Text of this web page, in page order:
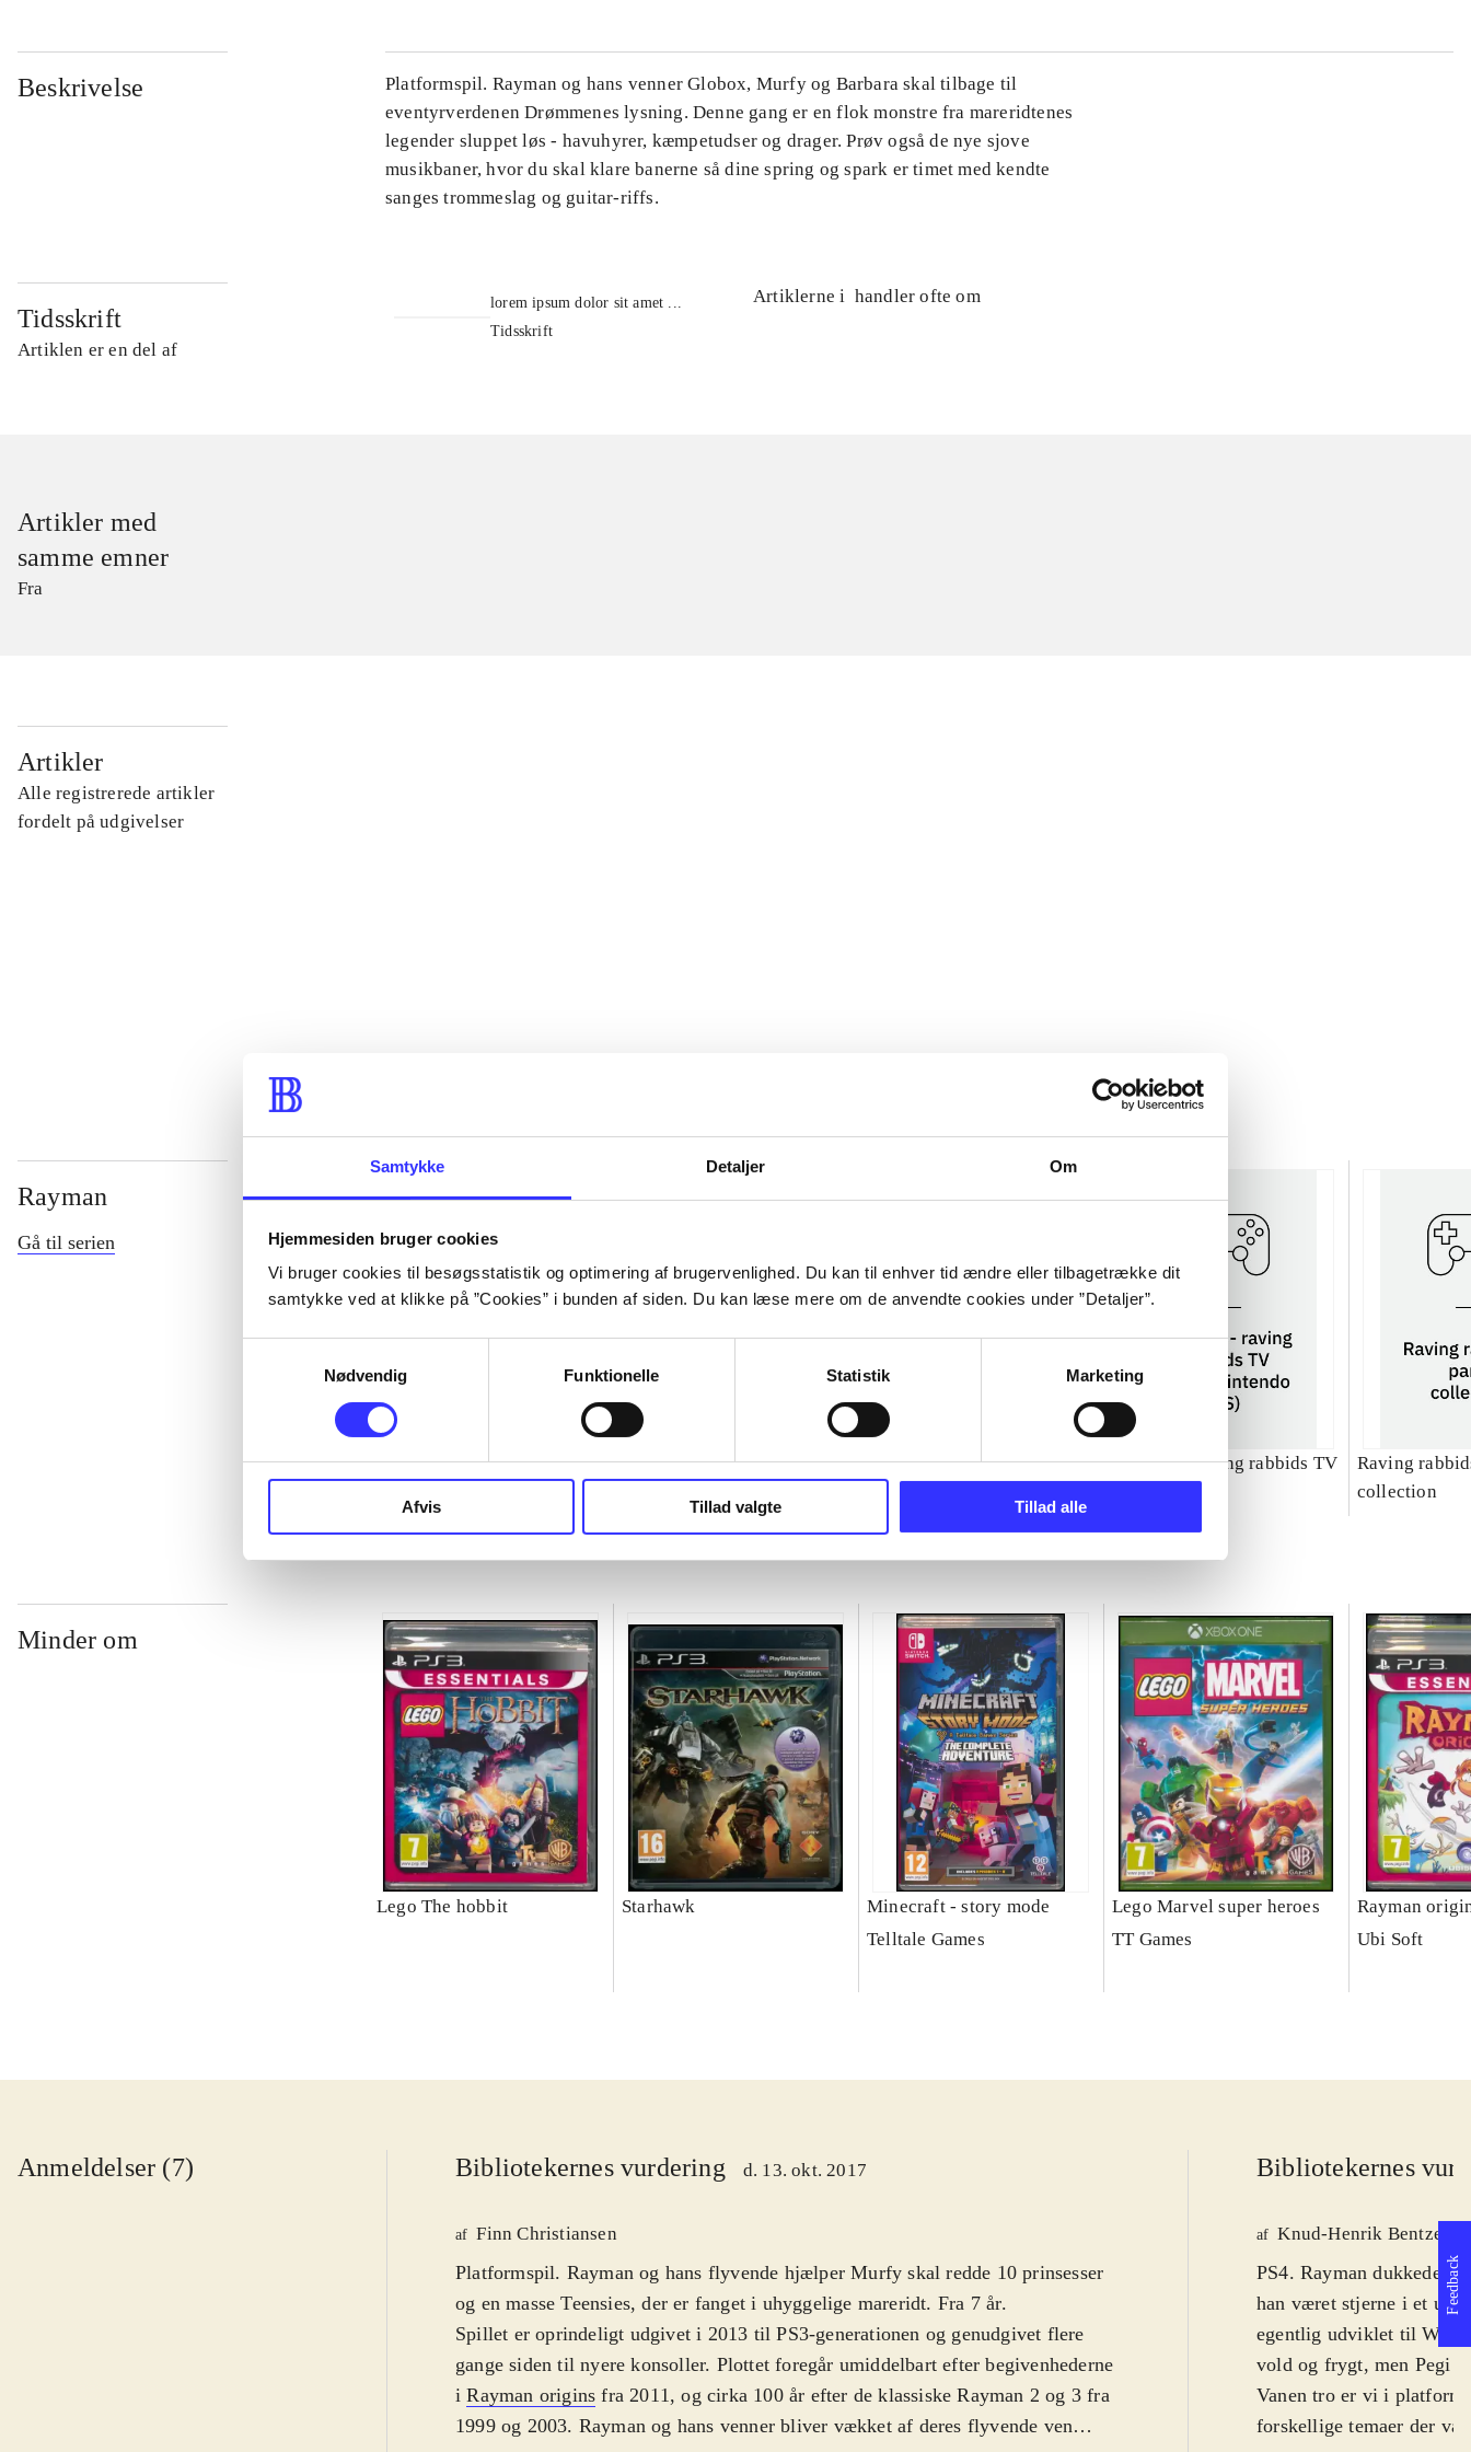
Samtykke Detaljer Om
Hjemmesiden bruger cookies
Vi bruger cookies til besøgsstatistik og optimering af brugervenlighed. Du kan til enhver tid ændre eller tilbagetrække dit
samtykke ved at klikke på ”Cookies” i bunden af siden. Du kan læse mere om de anvendte cookies under ”Detaljer”.
Nødvendig
Funktionelle Statistik Marketing
Afvis Tillad valgte Tillad alle
Beskrivelse
Platformspil. Rayman og hans venner Globox, Murfy og Barbara skal tilbage til
eventyrverdenen Drømmenes lysning. Denne gang er en flok monstre fra mareridtenes
legender sluppet løs - havuhyrer, kæmpetudser og drager. Prøv også de nye sjove
musikbaner, hvor du skal klare banerne så dine spring og spark er timet med kendte
sanges trommeslag og guitar-riffs.
Tidsskrift
Artiklen er en del af
lorem ipsum dolor sit amet ...
Tidsskrift
Artiklerne i handler ofte om
Artikler med
samme emner
Fra
Artikler
Alle registrerede artikler
fordelt på udgivelser
Rayman
Gå til serien
Rayman M
Rayman 3
Rayman - raving rabbids 2
Rayman - raving rabbids TV
Raving
collection
Minder om
Lego The hobbit Starhawk
Minecraft - story mode
Telltale Games
Lego Marvel super heroes
TT Games
Rayman
Ubi Soft
Anmeldelser (7) Bibliotekernes vurdering d. 13. okt. 2017
af Finn Christiansen
Platformspil. Rayman og hans flyvende hjælper Murfy skal redde 10 prinsesser
og en masse Teensies, der er fanget i uhyggelige mareridt. Fra 7 år.
Spillet er oprindeligt udgivet i 2013 til PS3-generationen og genudgivet flere
gange siden til nyere konsoller. Plottet foregår umiddelbart efter begivenhederne
iRayman origins fra 2011, og cirka 100 år efter de klassiske Rayman 2 og 3 fra
1999 og 2003. Rayman og hans venner bliver vækket af deres flyvende ven
Bibliotekernes
af Knud-Henrik Bentzen
PS4. Rayman dukkede
han været stjerne i et
egentlig udviklet til WiiU
vold og frygt, men Pegi
Vanen tro er vi i
forskellige temaer der
Feedback